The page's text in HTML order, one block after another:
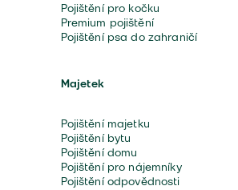
Pojištění pro kočku
Premium pojištění
Pojištění psa do zahraničí
Majetek
Pojištění majetku
Pojištění bytu
Pojištění domu
Pojištění pro nájemníky
Pojištění odpovědnosti